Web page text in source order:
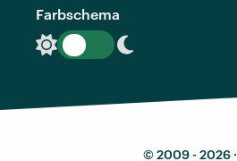
Farbschema
© 2009 - 2026 ·